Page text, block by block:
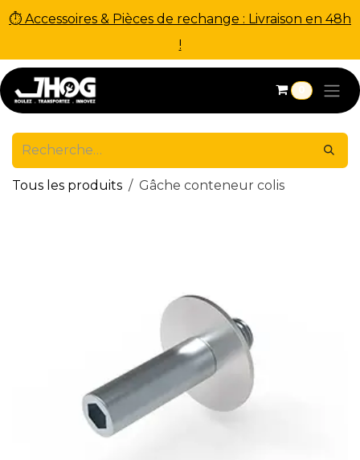
⏱ Accessoires & Pièces de rechange : Livraison en 48h
!
Se rendre au contenu
0
Tous les produits Gâche conteneur colis